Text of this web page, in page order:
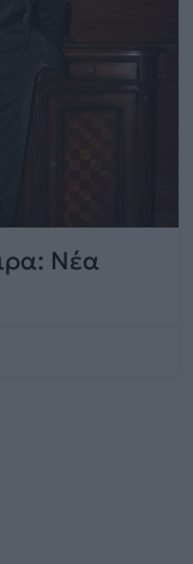
Νέα